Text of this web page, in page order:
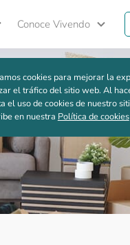
Conoce Vivendo
cookies para mejorar la
el tráfico del sitio web. Al
el uso de cookies de nuestro
en nuestra Política de cookies